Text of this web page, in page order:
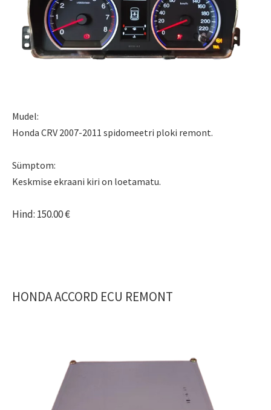
Mudel:
Honda CRV 2007-2011 spidomeetri ploki remont.
Sümptom:
Keskmise ekraani kiri on loetamatu.
Hind: 150.00 €
HONDA ACCORD ECU REMONT